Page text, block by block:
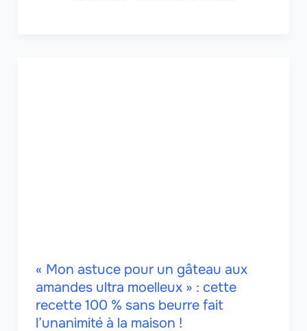
« Mon astuce pour un gâteau aux
amandes ultra moelleux » : cette
recette 100 % sans beurre fait
l’unanimité à la maison !